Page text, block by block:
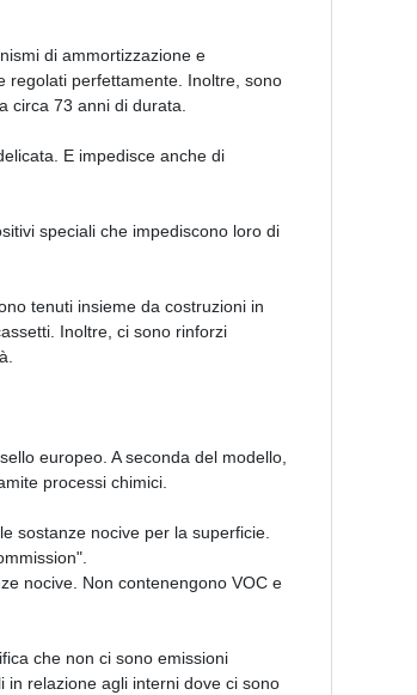
di ammortizzazione e
regolati perfettamente. Inoltre, sono
circa 73 anni di durata.
E impedisce anche di
speciali che impediscono loro di
tenuti insieme da costruzioni in
Inoltre, ci sono rinforzi
europeo. A seconda del modello,
processi chimici.
sostanze nocive per la superficie.
nocive. Non contenengono VOC e
che non ci sono emissioni
relazione agli interni dove ci sono